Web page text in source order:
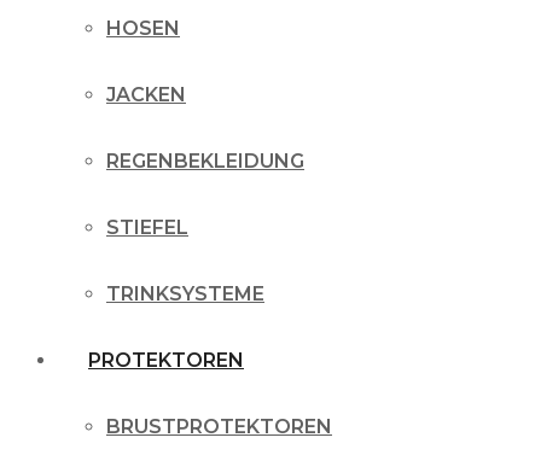
HOSEN
JACKEN
REGENBEKLEIDUNG
STIEFEL
TRINKSYSTEME
PROTEKTOREN
BRUSTPROTEKTOREN